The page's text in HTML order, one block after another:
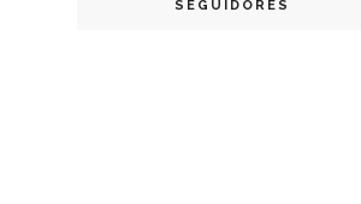
SEGUIDORES